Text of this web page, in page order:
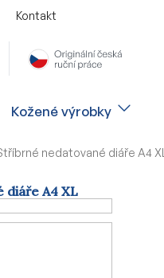
Kontakt
Kožené výrobky
nedatované diáře A4 XL
diáře A4 XL